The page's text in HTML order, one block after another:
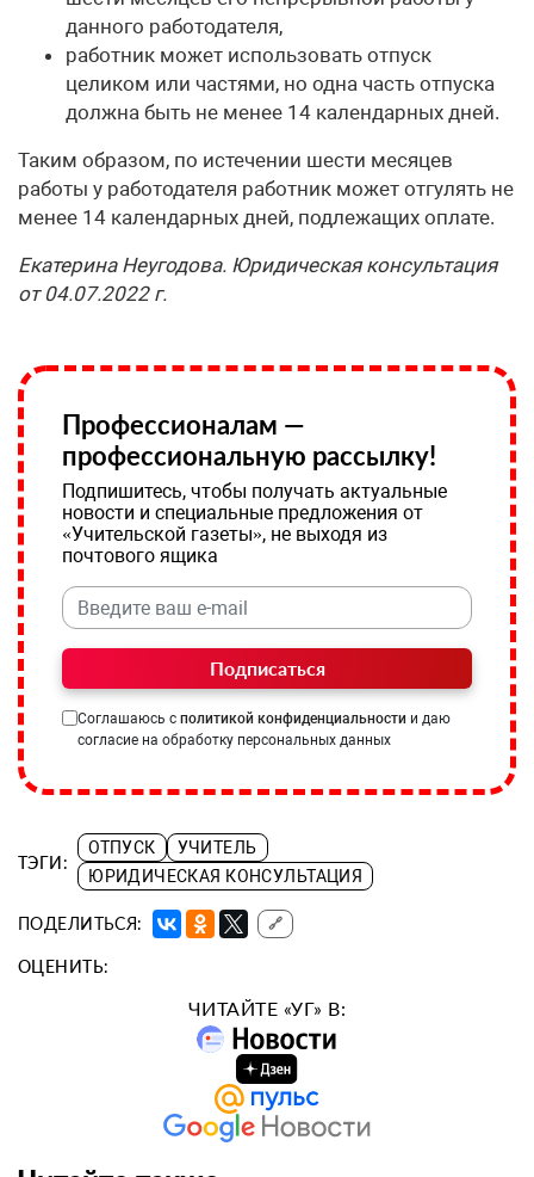
данного работодателя,
работник может использовать отпуск
целиком или частями, но одна часть отпуска
должна быть не менее 14 календарных дней.
Таким образом, по истечении шести месяцев
работы у работодателя работник может отгулять не
менее 14 календарных дней, подлежащих оплате.
Екатерина Неугодова. Юридическая консультация
от 04.07.2022 г.
Профессионалам —
профессиональную рассылку!
Подпишитесь, чтобы получать актуальные
новости и специальные предложения от
«Учительской газеты», не выходя из
почтового ящика
Подписаться
Соглашаюсь с политикой конфиденциальности и даю
согласие на обработку персональных данных
ТЭГИ:
ОТПУСК
УЧИТЕЛЬ
ЮРИДИЧЕСКАЯ КОНСУЛЬТАЦИЯ
ПОДЕЛИТЬСЯ: 🔗
ОЦЕНИТЬ:
ЧИТАЙТЕ «УГ» В: